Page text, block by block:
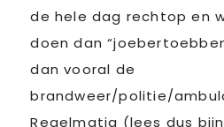
de hele dag rechtop en
doen dan
dan vooral de
brandweer/politie/
Regelmatig (lees dus